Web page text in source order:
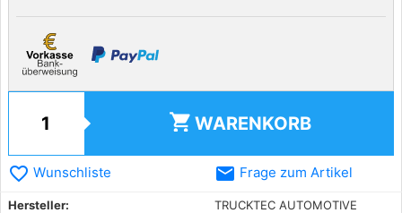
shopping_cart WARENKORB
favorite_border Wunschliste email Frage zum Artikel
Hersteller:
TRUCKTEC AUTOMOTIVE